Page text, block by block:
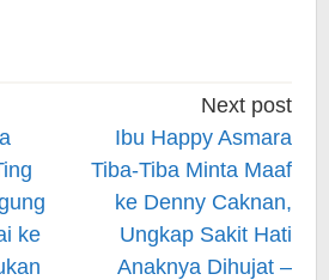
ke
Next post
Ibu Happy Asmara
Tiba-Tiba Minta Maaf
ke Denny Caknan,
Ungkap Sakit Hati
Anaknya Dihujat –